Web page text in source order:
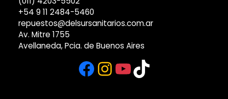
+54 9 11 2484-5460
repuestos@delsursanitarios.com.ar
Av. Mitre 1755
Avellaneda, Pcia. de Buenos Aires
Facebook
Instagram
YouTube
TikTok